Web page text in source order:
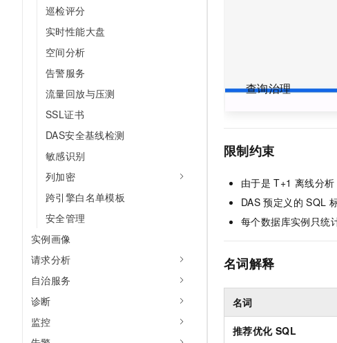
巡检评分
实时性能大盘
空间分析
告警服务
流量回放与压测
SSL证书
DAS安全基线检测
敏感识别
列加密
跨引擎白名单模板
安全管理
实例画像
请求分析
自治服务
诊断
监控
查询治理
限制约束
由于是 T+1 离线分
DAS 预定义的 SQL
每个数据库实例只统
名词解释
名词
推荐优化 SQL